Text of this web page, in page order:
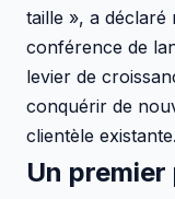
taille », a
conférence de
levier de
conquérir de
clientèle
Un premier